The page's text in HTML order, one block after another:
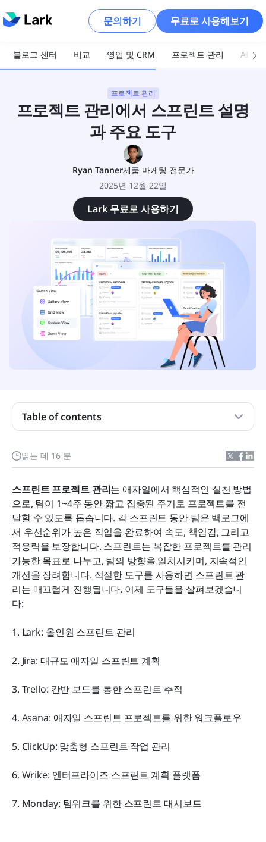
문의하기 무료로 사용해보기
블로그 센터 비교 영업 및 CRM 프로젝트 관리 AI 및
프로젝트 관리
프로젝트 관리에서 스프린트 설명
과 주요 도구
Ryan Tanner제품 마케팅 전문가
2025년 12월 22일
Lark 무료로 사용하기
읽는 데 16 분
스프린트 프로젝트 관리는 애자일에서 핵심적인 실천 방법
으로, 팀이 1~4주 동안 짧고 집중된 주기로 프로젝트를 전
달할 수 있도록 돕습니다. 각 스프린트 동안 팀은 백로그에
서 우선순위가 높은 작업을 완료하여 속도, 책임감, 그리고
적응력을 보장합니다. 스프린트는 복잡한 프로젝트를 관리
가능한 목표로 나누고, 팀의 방향을 일치시키며, 지속적인
개선을 장려합니다. 적절한 도구를 사용하면 스프린트 관
리는 매끄럽게 진행됩니다. 이제 도구들을 살펴보겠습니
다:
1. Lark: 올인원 스프린트 관리
2. Jira: 대규모 애자일 스프린트 계획
3. Trello: 칸반 보드를 통한 스프린트 추적
4. Asana: 애자일 스프린트 프로젝트를 위한 워크플로우
5. ClickUp: 맞춤형 스프린트 작업 관리
6. Wrike: 엔터프라이즈 스프린트 계획 플랫폼
7. Monday: 팀워크를 위한 스프린트 대시보드
Table of contents
프로젝트 관리에서 스프린트란 무엇인가요?
스프린트 프로젝트 관리가 중요한 이유는 무엇입니
스프린트 프로젝트 관리 도구 비교 표
스프린트 프로젝트 관리 도구 7가지 최고 선택
스프린트 프로젝트 관리 성공을 위한 팁
산업별 스프린트 프로젝트 관리 사용 사례
결론
관련 읽기